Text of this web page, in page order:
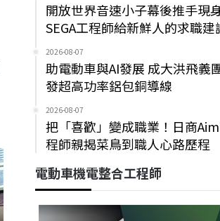
開放世界音速小子幕後推手現
SEGA工程師給新鮮人的求職建
2026-08-07
助電動車與AI發展 成大洪飛義
發超高功率鋁包銅導線
2026-08-07
把「喜歡」變成職業！日商
程師親揭菜鳥到職人心路歷程
電動車機電整合工程師